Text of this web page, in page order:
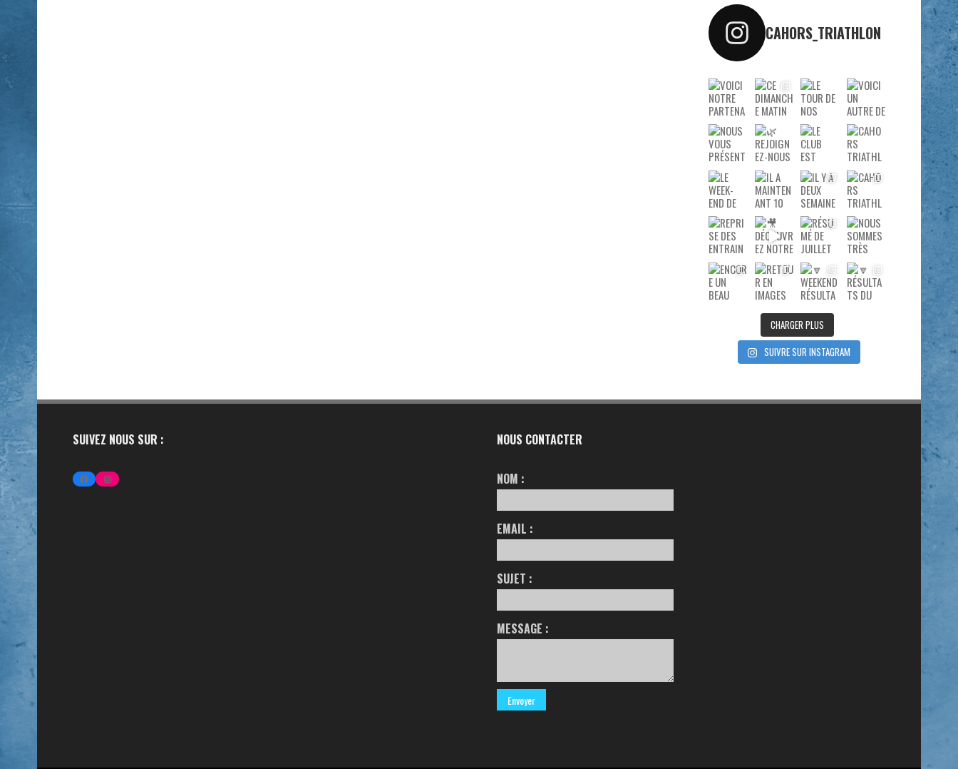
CAHORS_TRIATHLON
CHARGER PLUS
SUIVRE SUR INSTAGRAM
SUIVEZ NOUS SUR :
FACEBOOKINSTAGRAM
NOUS CONTACTER
NOM :
EMAIL :
SUJET :
MESSAGE :